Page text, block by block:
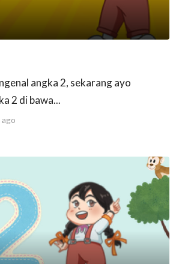
angka 2, sekarang ayo
2 di bawa...
ago